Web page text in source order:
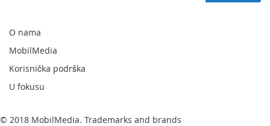
newsletter:
O nama
MobilMedia
Korisnička podrška
U fokusu
© 2018 MobilMedia. Trademarks and brands